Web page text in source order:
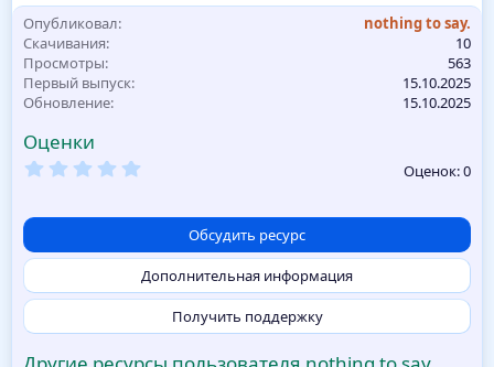
Опубликовал
nothing to say.
Скачивания
10
Просмотры
563
Первый выпуск
15.10.2025
Обновление
15.10.2025
Оценки
0
в
ё
з
д
Оценок: 0
Обсудить ресурс
Дополнительная информация
Получить поддержку